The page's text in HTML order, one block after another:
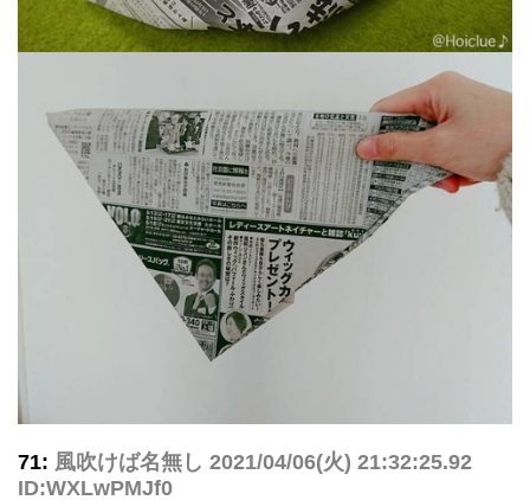
71: 風吹けば名無し 2021/04/06(火) 21:32:25.92
ID:WXLwPMJf0